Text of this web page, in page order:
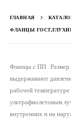
ГЛАВНАЯ
ФЛАНЦЫ
Фланцы с ПП . Размер
выдерживают
рабочей
ультрафиолетовым
внутренних и на